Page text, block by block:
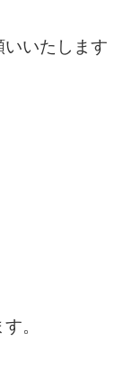
いたします
。